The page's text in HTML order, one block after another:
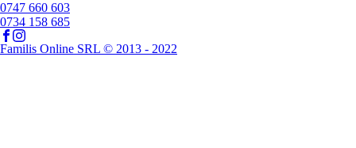
0747 660 603
0734 158 685
Familis Online SRL © 2013 - 2022